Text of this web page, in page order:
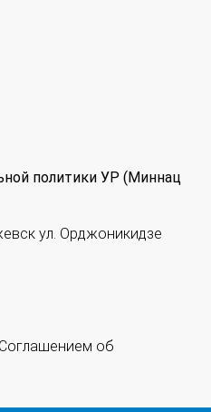
политики УР (Миннац
ул. Орджоникидзе
об